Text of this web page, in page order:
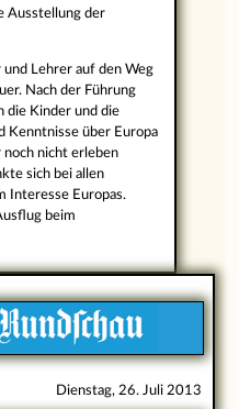
Ausstellung der
Lehrer auf den Weg
Nach der Führung
die Kinder und die
Kenntnisse über Europa
noch nicht erleben
sich bei allen
Interesse Europas.
beim
Dienstag, 26. Juli 2013